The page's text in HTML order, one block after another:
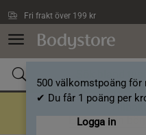
Fri frakt över 199 kr
500 välkomstpoäng för
✔ Du får 1 poäng per
Logga in
En bra rutin